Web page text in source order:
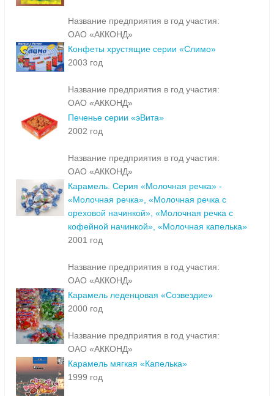
Название предприятия в год участия:
ОАО «АККОНД»
Конфеты хрустящие серии «Слимо»
2003 год
Название предприятия в год участия:
ОАО «АККОНД»
Печенье серии «эВита»
2002 год
Название предприятия в год участия:
ОАО «АККОНД»
Карамель. Серия «Молочная речка» -
«Молочная речка», «Молочная речка с
ореховой начинкой», «Молочная речка с
кофейной начинкой», «Молочная капелька»
2001 год
Название предприятия в год участия:
ОАО «АККОНД»
Карамель леденцовая «Созвездие»
2000 год
Название предприятия в год участия:
ОАО «АККОНД»
Карамель мягкая «Капелька»
1999 год